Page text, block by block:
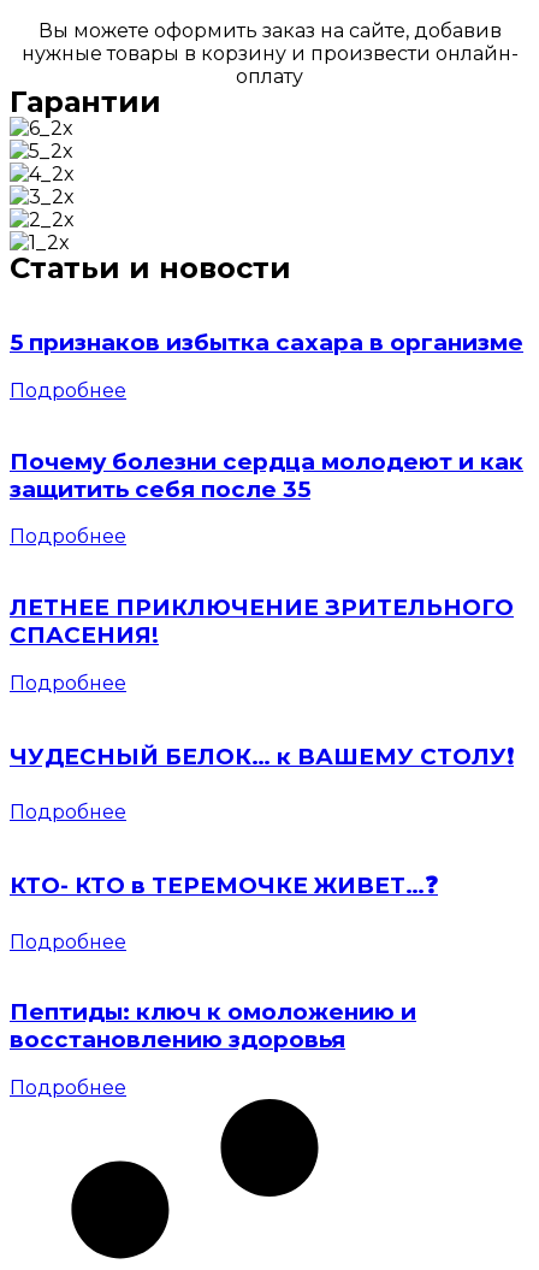
Вы можете оформить заказ на сайте, добавив
нужные товары в корзину и произвести онлайн-
оплату
Гарантии
Статьи и новости
5 признаков избытка сахара в организме
Подробнее
Почему болезни сердца молодеют и как
защитить себя после 35
Подробнее
ЛЕТНЕЕ ПРИКЛЮЧЕНИЕ ЗРИТЕЛЬНОГО
СПАСЕНИЯ!
Подробнее
ЧУДЕСНЫЙ БЕЛОК… к ВАШЕМУ СТОЛУ❗️
Подробнее
КТО- КТО в ТЕРЕМОЧКЕ ЖИВЕТ…❓
Подробнее
Пептиды: ключ к омоложению и
восстановлению здоровья
Подробнее